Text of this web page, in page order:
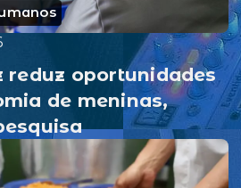
reduz oportunidades
de meninas,